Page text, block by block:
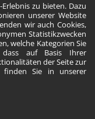
zu bieten. Dazu
unserer Website
wir auch Cookies,
Statistikzwecken
welche Kategorien Sie
dass auf Basis Ihrer
der Seite zur
finden Sie in unserer